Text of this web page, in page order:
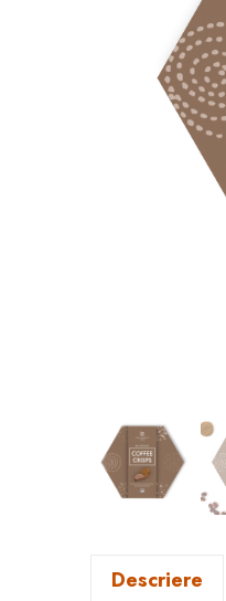
Descriere